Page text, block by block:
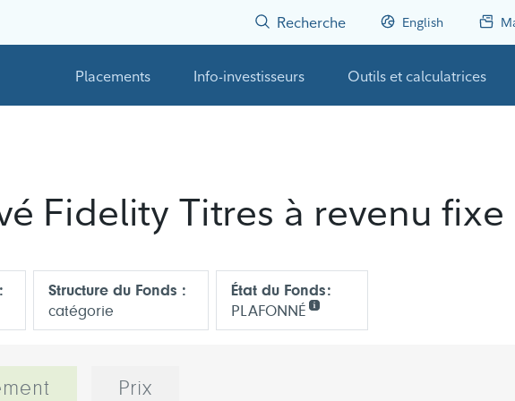
Recherche English
Placements Info-investisseurs Outils et calculatrices
Fidelity Titres à revenu fixe
Structure du Fonds :
catégorie
État du Fonds:
PLAFONNÉ
Prix